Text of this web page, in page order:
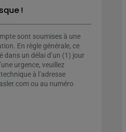
!
sont soumises à une
En règle générale, ce
dans un délai d’un (1) jour
urgence, veuillez
à l’adresse
ou au numéro